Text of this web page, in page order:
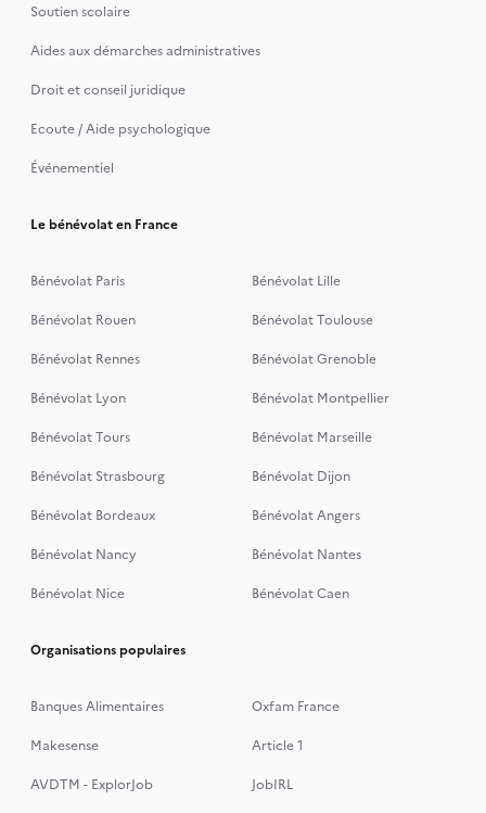
Soutien scolaire
Aides aux démarches administratives
Droit et conseil juridique
Ecoute / Aide psychologique
Événementiel
Le bénévolat en France
Bénévolat Paris
Bénévolat Lille
Bénévolat Rouen
Bénévolat Toulouse
Bénévolat Rennes
Bénévolat Grenoble
Bénévolat Lyon
Bénévolat Montpellier
Bénévolat Tours
Bénévolat Marseille
Bénévolat Strasbourg
Bénévolat Dijon
Bénévolat Bordeaux
Bénévolat Angers
Bénévolat Nancy
Bénévolat Nantes
Bénévolat Nice
Bénévolat Caen
Organisations populaires
Banques Alimentaires
Oxfam France
Makesense
Article 1
AVDTM - ExplorJob
JobIRL